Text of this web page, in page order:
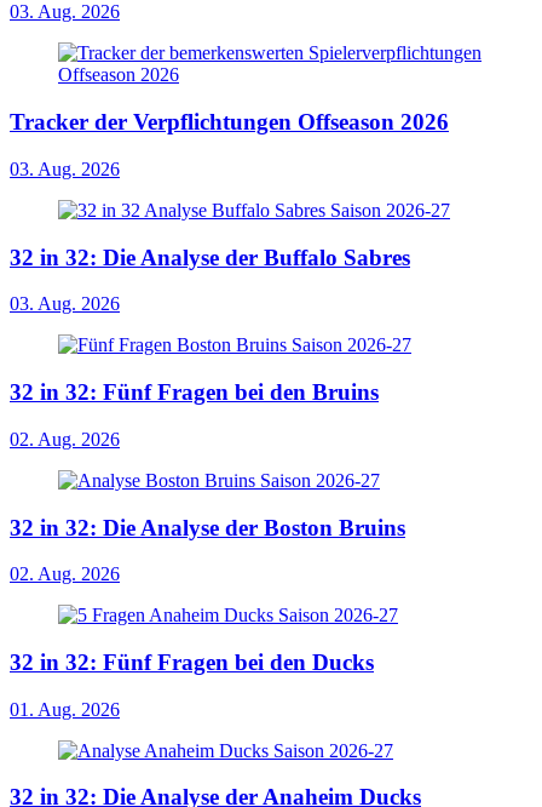
03. Aug. 2026
Tracker der Verpflichtungen Offseason 2026
03. Aug. 2026
32 in 32: Die Analyse der Buffalo Sabres
03. Aug. 2026
32 in 32: Fünf Fragen bei den Bruins
02. Aug. 2026
32 in 32: Die Analyse der Boston Bruins
02. Aug. 2026
32 in 32: Fünf Fragen bei den Ducks
01. Aug. 2026
32 in 32: Die Analyse der Anaheim Ducks